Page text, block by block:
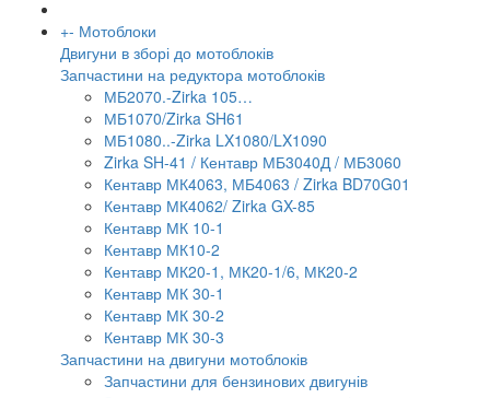
+- Мотоблоки
Двигуни в зборі до мотоблоків
Запчастини на редуктора мотоблоків
МБ2070.-Zirka 105…
МБ1070/Zirka SH61
МБ1080..-Zirka LX1080/LX1090
Zirka SH-41 / Кентавр МБ3040Д / МБ3060
Кентавр МК4063, МБ4063 / Zirka BD70G01
Кентавр МК4062/ Zirka GX-85
Кентавр МК 10-1
Кентавр МК10-2
Кентавр МК20-1, МК20-1/6, МК20-2
Кентавр МК 30-1
Кентавр МК 30-2
Кентавр МК 30-3
Запчастини на двигуни мотоблоків
Запчастини для бензинових двигунів